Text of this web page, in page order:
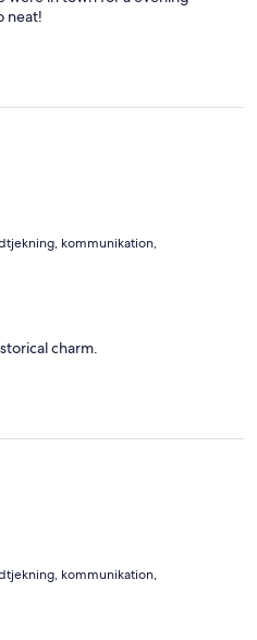
neat!
kommunikation,
charm.
kommunikation,